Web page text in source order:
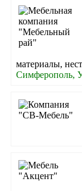
материалы,
Симферополь,